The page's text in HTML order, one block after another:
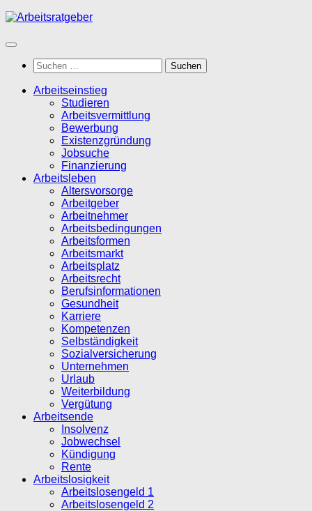
Zum
springen
Suchen
nach:
Arbeitseinstieg
Studieren
Arbeitsvermittlung
Bewerbung
Existenzgründung
Jobsuche
Finanzierung
Arbeitsleben
Altersvorsorge
Arbeitgeber
Arbeitnehmer
Arbeitsbedingungen
Arbeitsformen
Arbeitsmarkt
Arbeitsplatz
Arbeitsrecht
Berufsinformationen
Gesundheit
Karriere
Kompetenzen
Selbständigkeit
Sozialversicherung
Unternehmen
Urlaub
Weiterbildung
Vergütung
Arbeitsende
Insolvenz
Jobwechsel
Kündigung
Rente
Arbeitslosigkeit
Arbeitslosengeld 1
Arbeitslosengeld 2